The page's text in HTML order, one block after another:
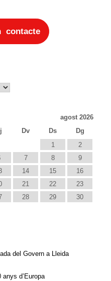
contacte
agost 2026
Dv Ds
Dg
1
2
7 8
9
14 15
16
21 22
23
28 29
30
del Govern a Lleida
d’Europa